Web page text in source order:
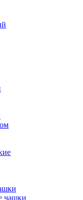
чашки